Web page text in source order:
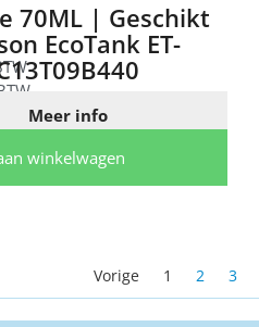
70ML | Geschikt
EcoTank ET-
Meer info
winkelwagen
Vorige 1 2 3